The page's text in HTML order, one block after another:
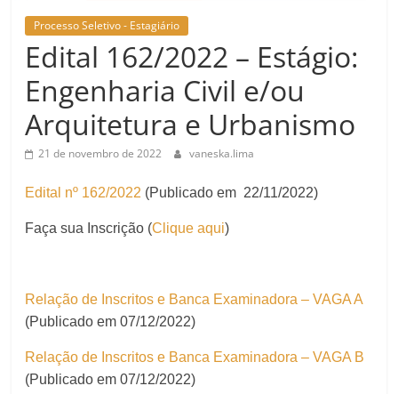
Processo Seletivo - Estagiário
Edital 162/2022 – Estágio:
Engenharia Civil e/ou
Arquitetura e Urbanismo
21 de novembro de 2022 vaneska.lima
Edital nº 162/2022 (Publicado em 22/11/2022)
Faça sua Inscrição (Clique aqui)
Relação de Inscritos e Banca Examinadora – VAGA A
(Publicado em 07/12/2022)
Relação de Inscritos e Banca Examinadora – VAGA B
(Publicado em 07/12/2022)